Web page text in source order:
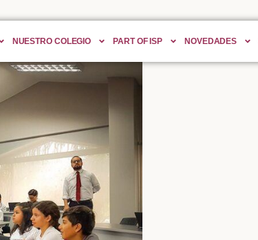
NUESTRO COLEGIO PART OF ISP NOVEDADES